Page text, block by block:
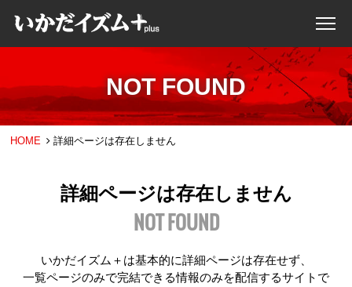
NOT FOUND
HOME 詳細ページは存在しません
詳細ページは存在しません
NOT FOUND
いかだイズム＋は基本的に詳細ページは存在せず、
一覧ページのみで完結できる情報のみを配信するサイトで